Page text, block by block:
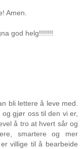
Amen.
god helg!!!!!!!
bli lettere å leve med.
gjør oss til den vi er,
å tro at hvert sår og
smartere og mer
villige til å bearbeide